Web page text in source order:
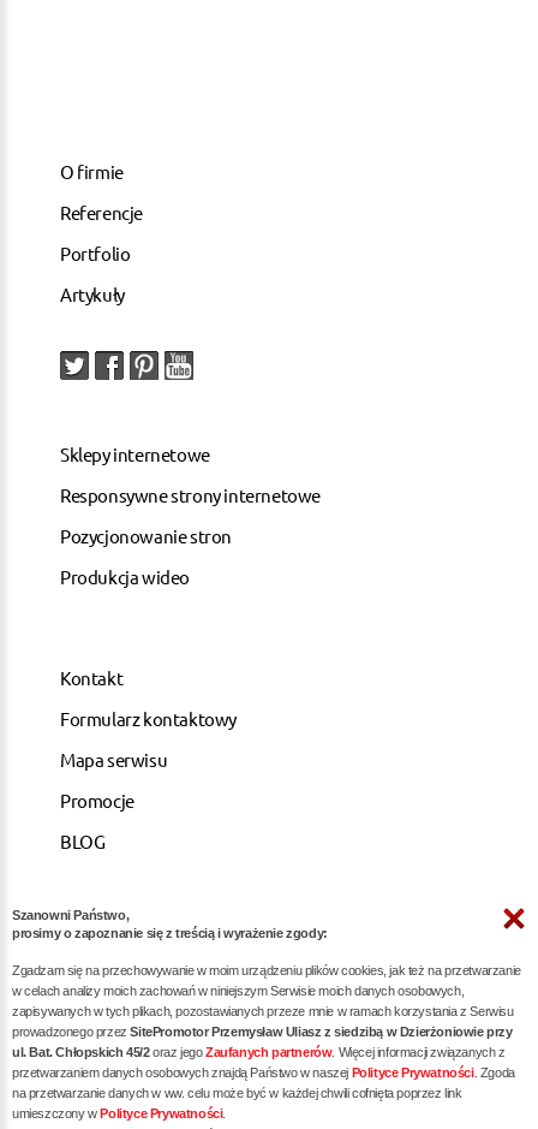
O firmie
Referencje
Portfolio
Artykuły
Sklepy internetowe
Responsywne strony internetowe
Pozycjonowanie stron
Produkcja wideo
Kontakt
Formularz kontaktowy
Mapa serwisu
Promocje
BLOG
ARTYKUŁY
Pozycjonowanie dla kancelarii notarialnych -
skuteczna promocja w internecie
Skuteczne Pozycjonowanie, Marketing internetowy i
Reklama dla Siłowni oraz Trenerów Personalnych
Szanowni Państwo,
prosimy o zapoznanie się z treścią i wyrażenie zgody:
Zgadzam się na przechowywanie w moim urządzeniu plików cookies, jak też na przetwarzanie
w celach analizy moich zachowań w niniejszym Serwisie moich danych osobowych,
zapisywanych w tych plikach, pozostawianych przeze mnie w ramach korzystania z Serwisu
prowadzonego przezSitePromotor Przemysław Uliasz z siedzibą w Dzierżoniowie przy
ul. Bat. Chłopskich 45/2oraz jegoZaufanych partnerów. Więcej informacji związanych z
przetwarzaniem danych osobowych znajdą Państwo w naszej Polityce Prywatności. Zgoda
na przetwarzanie danych w ww. celu może być w każdej chwili cofnięta poprzez link
umieszczony wPolityce Prywatności.